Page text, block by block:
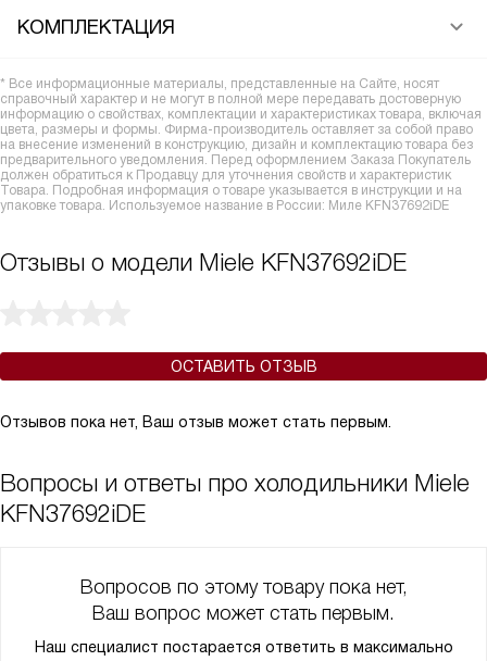
КОМПЛЕКТАЦИЯ
* Все информационные материалы, представленные на Сайте, носят
справочный характер и не могут в полной мере передавать достоверную
информацию о свойствах, комплектации и характеристиках товара, включая
цвета, размеры и формы. Фирма-производитель оставляет за собой право
на внесение изменений в конструкцию, дизайн и комплектацию товара без
предварительного уведомления. Перед оформлением Заказа Покупатель
должен обратиться к Продавцу для уточнения свойств и характеристик
Товара. Подробная информация о товаре указывается в инструкции и на
упаковке товара. Используемое название в России: Миле KFN37692iDE
Отзывы о модели Miele KFN37692iDE
ОСТАВИТЬ ОТЗЫВ
Отзывов пока нет, Ваш отзыв может стать первым.
Вопросы и ответы про холодильники Miele
KFN37692iDE
Вопросов по этому товару пока нет,
Ваш вопрос может стать первым.
Наш специалист постарается ответить в максимально